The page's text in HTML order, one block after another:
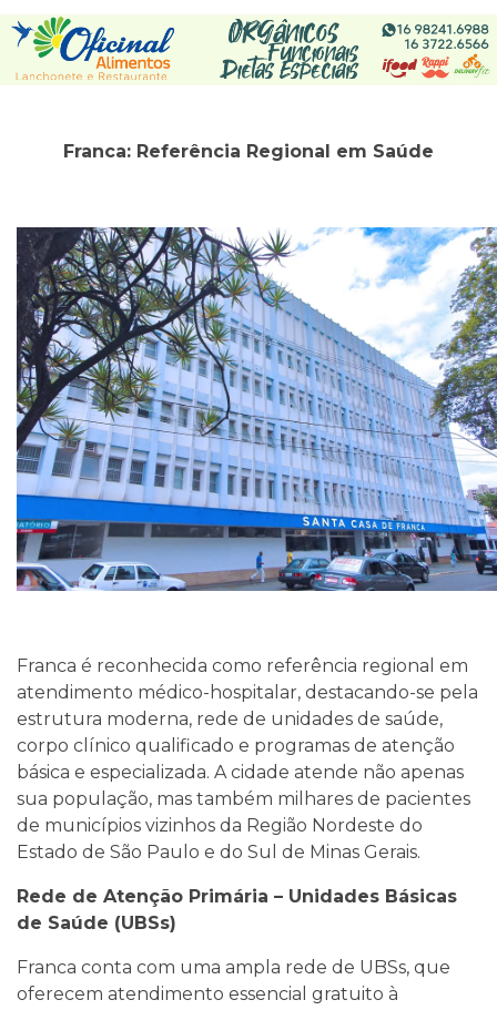
Franca: Referência Regional em Saúde
Franca é reconhecida como referência regional em
atendimento médico-hospitalar, destacando-se pela
estrutura moderna, rede de unidades de saúde,
corpo clínico qualificado e programas de atenção
básica e especializada. A cidade atende não apenas
sua população, mas também milhares de pacientes
de municípios vizinhos da Região Nordeste do
Estado de São Paulo e do Sul de Minas Gerais.
Rede de Atenção Primária – Unidades Básicas
de Saúde (UBSs)
Franca conta com uma ampla rede de UBSs, que
oferecem atendimento essencial gratuito à